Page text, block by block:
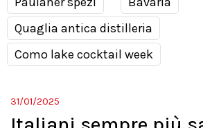
Quaglia antica distilleria
Como lake cocktail week
31/01/2025